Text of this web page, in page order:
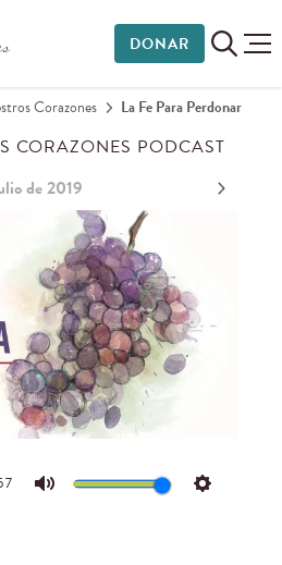
DONAR
Corazones La Fe Para Perdonar
CORAZONES PODCAST
de 2019
Mute Settings